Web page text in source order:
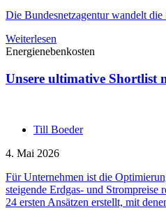
Die Bundesnetzagentur wandelt
Weiterlesen
Energienebenkosten
Unsere ultimative Shortlist
Till Boeder
4. Mai 2026
Für Unternehmen ist die
steigende Erdgas- und Strompreise
24 ersten Ansätzen erstellt, mit